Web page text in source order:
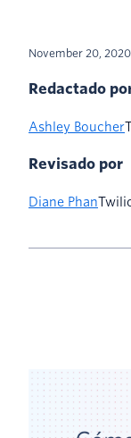
November 20, 2020
Redactado
Ashley Boucher
Revisado por
Diane Phan